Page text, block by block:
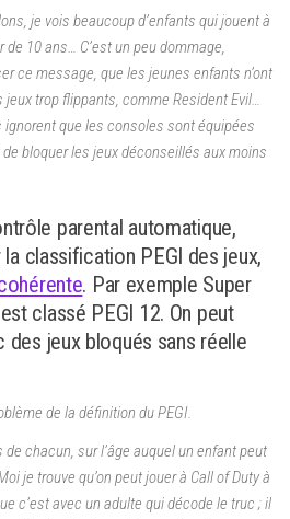
je vois beaucoup d’enfants qui jouent à
de 10 ans… C’est un peu dommage,
ce message, que les jeunes enfants n’ont
jeux trop flippants, comme Resident Evil…
ignorent que les consoles sont équipées
de bloquer les jeux déconseillés aux moins
parental automatique,
la classification PEGI des jeux,
. Par exemple Super
classé PEGI 12. On peut
des jeux bloqués sans réelle
de la définition du PEGI.
chacun, sur l’âge auquel un enfant peut
je trouve qu’on peut jouer à Call of Duty à
c’est avec un adulte qui décode le truc ; il